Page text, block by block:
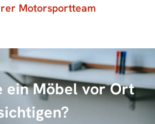
Motorsportteam
ein Möbel vor Ort